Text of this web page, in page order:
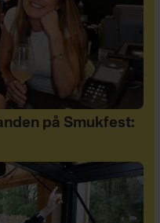
på Smukfest: